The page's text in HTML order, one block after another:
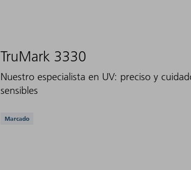
TruMark 3330
Nuestro especialista en UV: preciso y
sensibles
Aplicaciones compatibles
Marcado